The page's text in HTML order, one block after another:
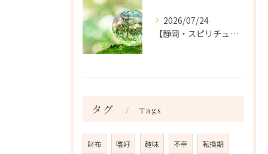
2026/07/24
【静岡・スピリチュアル】ひと もの こと いい縁がいい。｜霊視鑑定：コーラルサンゴ
タグ Tags
財布 嗜好 趣味 不幸 転換期